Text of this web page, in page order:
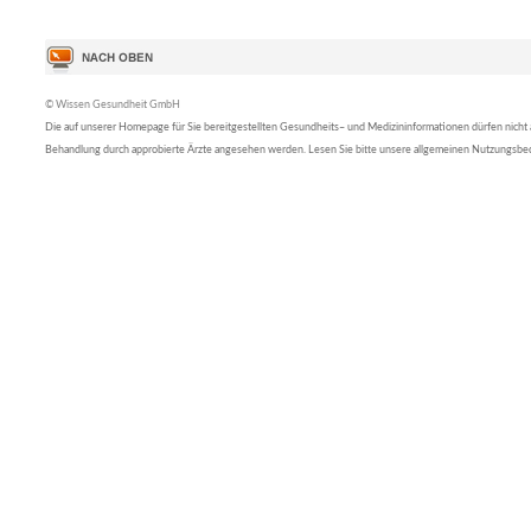
© Wissen Gesundheit GmbH
Die auf unserer Homepage für Sie bereitgestellten Gesundheits– und Medizininformationen dürfen nicht
Behandlung durch approbierte Ärzte angesehen werden. Lesen Sie bitte unsere allgemeinen